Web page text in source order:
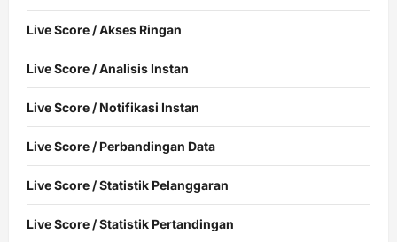
Live Score / Akses Ringan
Live Score / Analisis Instan
Live Score / Notifikasi Instan
Live Score / Perbandingan Data
Live Score / Statistik Pelanggaran
Live Score / Statistik Pertandingan